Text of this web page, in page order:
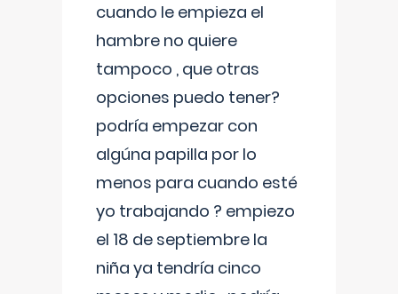
cuando le empieza el
hambre no quiere
tampoco , que otras
opciones puedo tener?
podría empezar con
algúna papilla por lo
menos para cuando esté
yo trabajando ? empiezo
el 18 de septiembre la
niña ya tendría cinco